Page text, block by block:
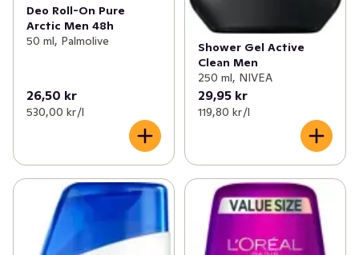
Deo Roll-On Pure
Arctic Men 48h
50 ml, Palmolive
26,50 kr
530,00 kr /l
Shower Gel Active
Clean Men
250 ml, NIVEA
29,95 kr
119,80 kr /l